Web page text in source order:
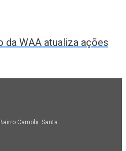
da WAA atualiza ações
Camobi. Santa